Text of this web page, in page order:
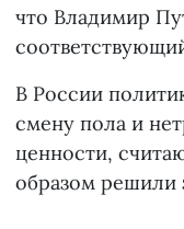
что Владимир
В России
смену пола и
ценности,
образом решили